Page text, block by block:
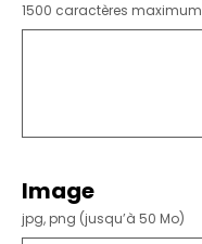
1500 caractères maximum
Image
jpg, png (jusqu’à 50 Mo)